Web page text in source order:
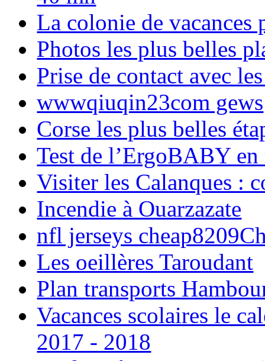
La colonie de vacances
Photos les plus belles
Prise de contact avec
wwwqiuqin23com gews
Corse les plus belles
Test de l’ErgoBABY en
Visiter les Calanques :
Incendie à Ouarzazate
nfl jerseys
Les oeillères Taroudant
Plan transports
Vacances scolaires le
2017 - 2018